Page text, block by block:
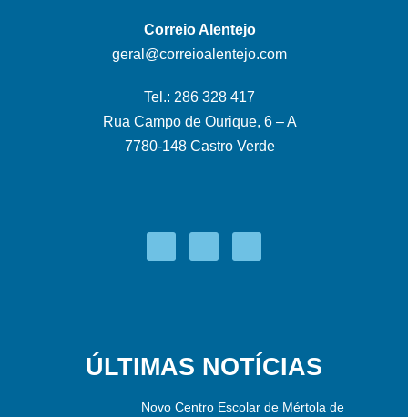
Correio Alentejo
geral@correioalentejo.com
Tel.: 286 328 417
Rua Campo de Ourique, 6 – A
7780-148 Castro Verde
ÚLTIMAS NOTÍCIAS
Novo Centro Escolar de Mértola de